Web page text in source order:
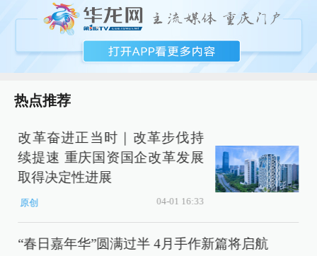
热点推荐
改革奋进正当时｜改革步伐持
续提速 重庆国资国企改革发展
取得决定性进展
原创 04-01 16:33
“春日嘉年华”圆满过半 4月手作新篇将启航